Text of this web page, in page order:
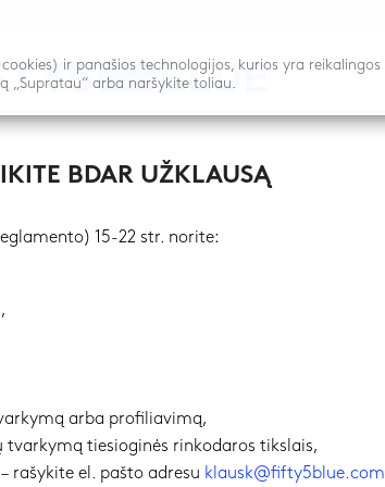
BDAR UŽKLAUSĄ
15-22 str. norite:
arba profiliavimą,
tiesioginės rinkodaros tikslais,
rašykite el. pašto adresu klausk@fifty5blue.com
ir panašios technologijos, kurios yra reikalingos
„Supratau“ arba naršykite toliau.